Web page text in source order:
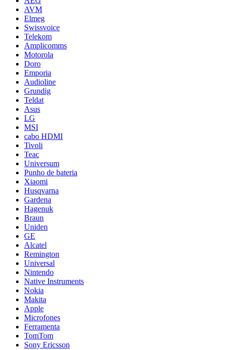
AVM
Elmeg
Swissvoice
Telekom
Amplicomms
Motorola
Doro
Emporia
Audioline
Grundig
Teldat
Asus
LG
MSI
cabo HDMI
Tivoli
Teac
Universum
Punho de bateria
Xiaomi
Husqvarna
Gardena
Hagenuk
Braun
Uniden
GE
Alcatel
Remington
Universal
Nintendo
Native Instruments
Nokia
Makita
Apple
Microfones
Ferramenta
TomTom
Sony Ericsson